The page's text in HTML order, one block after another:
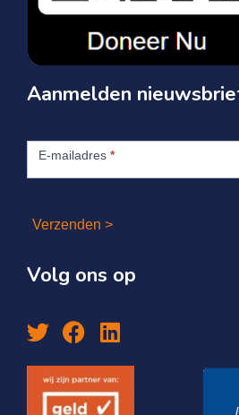
Aanmelden
nieuwsbrief
E-mailadres *
Verzenden >
Volg ons op